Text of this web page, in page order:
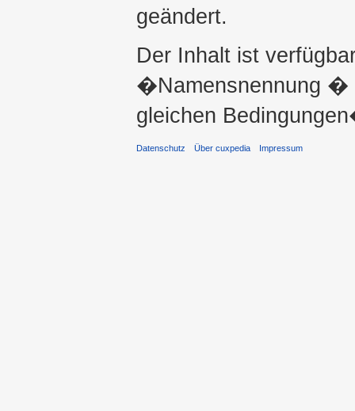
geändert.
Der Inhalt ist
�Namensnennung �
gleichen
Datenschutz Über cuxpedia Impressum